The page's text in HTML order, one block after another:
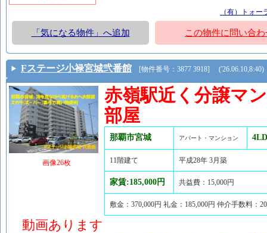
（有）トォ
「気になる物件」へ追加 この物件に問い合わ
Fステージ小禄宮城弐番館 [物件番号：3877 3918] ('26.06.10,8:40)
画像26枚
赤嶺駅近く分譲マ
部屋
那覇市宮城 アパート・マンション
11階建て 平成28年 3月築
家賃:185,000円 共益費：15,000円
敷金：370,000円 礼金：185,000円 仲介手数料
動画あります